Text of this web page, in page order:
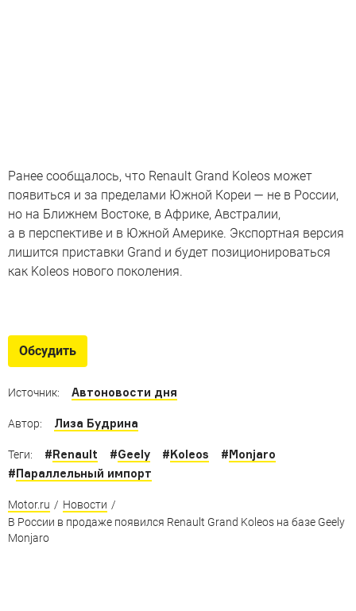
Ранее сообщалось, что Renault Grand Koleos может
появиться и за пределами Южной Кореи — не в России,
но на Ближнем Востоке, в Африке, Австралии,
а в перспективе и в Южной Америке. Экспортная версия
лишится приставки Grand и будет позиционироваться
как Koleos нового поколения.
Альтернативная статистика: российский авторынок
Обсудить
Источник: Автоновости дня
Автор: Лиза Будрина
Теги: #Renault #Geely #Koleos #Monjaro
#Параллельный импорт
Motor.ru / Новости /
В России в продаже появился Renault Grand Koleos на базе Geely
Monjaro